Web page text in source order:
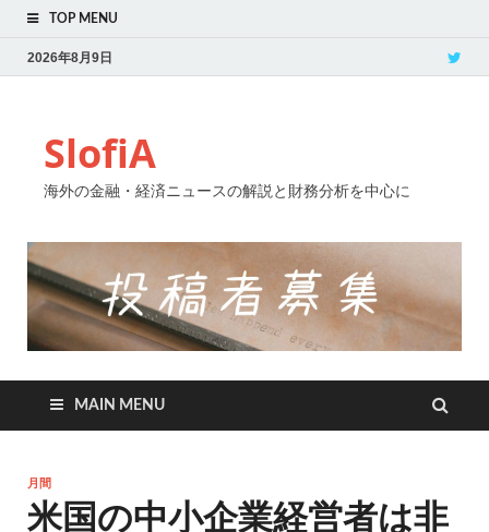
TOP MENU
2026年8月9日
SlofiA
海外の金融・経済ニュースの解説と財務分析を中心に
MAIN MENU
月間
米国の中小企業経営者は非